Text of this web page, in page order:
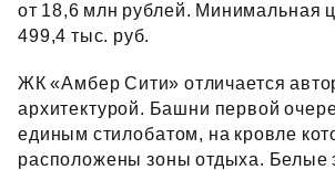
от 18,6 млн рублей. Минимальная
499,4 тыс. руб.
ЖК «Амбер Сити» отличается
архитектурой. Башни первой
единым стилобатом, на кровле
расположены зоны отдыха. Белые